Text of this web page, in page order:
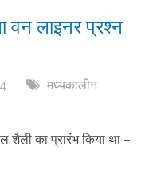
वन लाइनर प्रश्न
मध्यकालीन
का प्रारंभ किया था –